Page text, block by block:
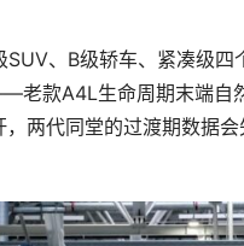
、B级轿车、紧凑级四
款A4L生命周期末端自
两代同堂的过渡期数据